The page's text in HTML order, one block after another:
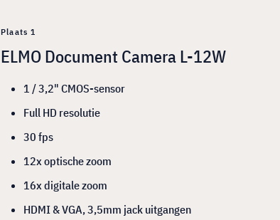
Plaats 1
ELMO Document Camera L-12W
1 / 3,2" CMOS-sensor
Full HD resolutie
30 fps
12x optische zoom
16x digitale zoom
HDMI & VGA, 3,5mm jack uitgangen